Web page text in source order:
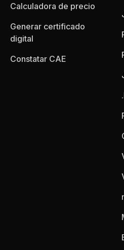
Calculadora de precio
Generar certificado
digital
Constatar CAE